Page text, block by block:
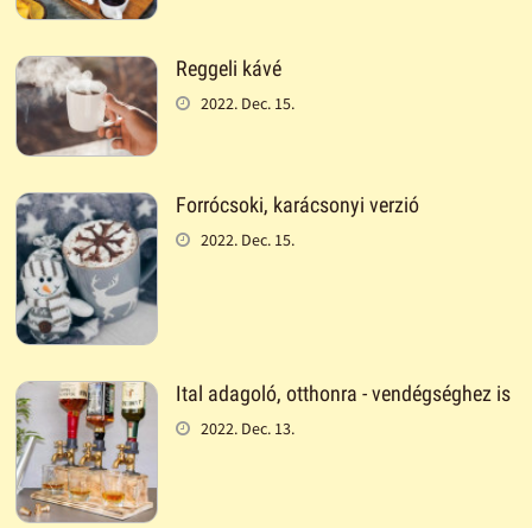
Reggeli kávé
2022. Dec. 15.
Forrócsoki, karácsonyi verzió
2022. Dec. 15.
Ital adagoló, otthonra - vendégséghez is
2022. Dec. 13.